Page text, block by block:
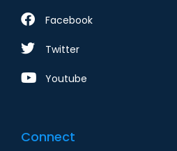
Facebook
Twitter
Youtube
Connect